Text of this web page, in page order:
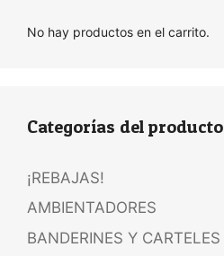
No hay productos en el carrito.
Categorías del producto
¡REBAJAS!
AMBIENTADORES
BANDERINES Y CARTELES